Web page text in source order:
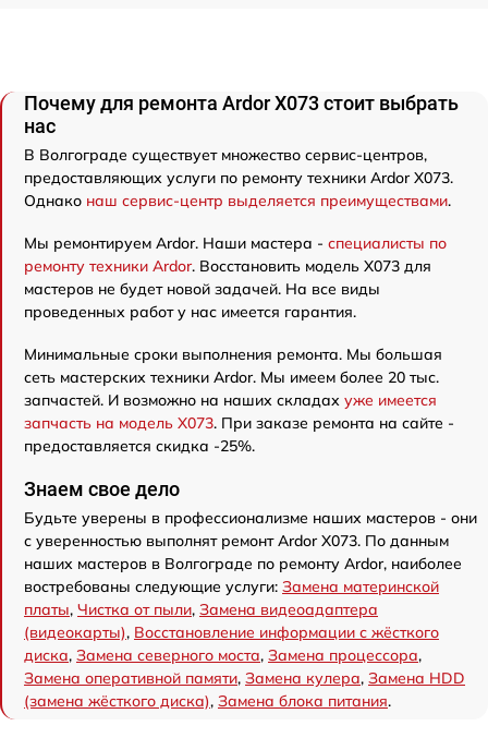
Почему для ремонта Ardor X073 стоит выбрать
нас
В Волгограде существует множество сервис-центров,
предоставляющих услуги по ремонту техники Ardor X073.
Однако наш сервис-центр выделяется преимуществами.
Мы ремонтируем Ardor. Наши мастера - специалисты по
ремонту техники Ardor. Восстановить модель X073 для
мастеров не будет новой задачей. На все виды
проведенных работ у нас имеется гарантия.
Минимальные сроки выполнения ремонта. Мы большая
сеть мастерских техники Ardor. Мы имеем более 20 тыс.
запчастей. И возможно на наших складах уже имеется
запчасть на модель X073. При заказе ремонта на сайте -
предоставляется скидка -25%.
Знаем свое дело
Будьте уверены в профессионализме наших мастеров - они
с уверенностью выполнят ремонт Ardor X073. По данным
наших мастеров в Волгограде по ремонту Ardor, наиболее
востребованы следующие услуги: Замена материнской
платы, Чистка от пыли, Замена видеоадаптера
(видеокарты), Восстановление информации с жёсткого
диска, Замена северного моста, Замена процессора,
Замена оперативной памяти, Замена кулера, Замена HDD
(замена жёсткого диска), Замена блока питания.